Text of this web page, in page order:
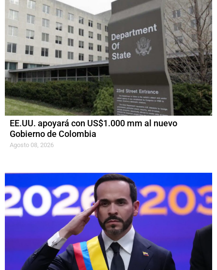
EE.UU. apoyará con US$1.000 mm al nuevo
Gobierno de Colombia
Agosto 08, 2026